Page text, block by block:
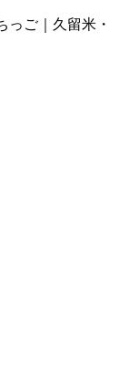
っご｜久留米・